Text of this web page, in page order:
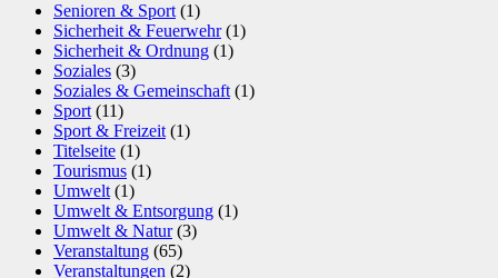
Senioren & Sport (1)
Sicherheit & Feuerwehr(1)
Sicherheit & Ordnung (1)
Soziales (3)
Soziales & Gemeinschaft (1)
Sport (11)
Sport & Freizeit (1)
Titelseite (1)
Tourismus (1)
Umwelt (1)
Umwelt & Entsorgung (1)
Umwelt & Natur(3)
Veranstaltung (65)
Veranstaltungen (2)